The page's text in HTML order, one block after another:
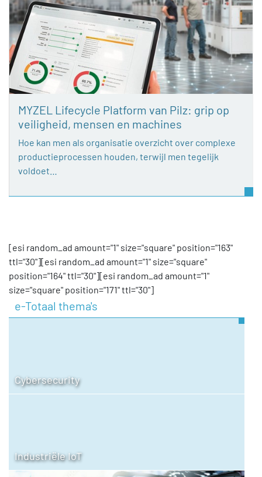
MYZEL Lifecycle Platform van Pilz: grip op
veiligheid, mensen en machines
Hoe kan men als organisatie overzicht over complexe
productieprocessen houden, terwijl men tegelijk
voldoet…
[esi random_ad amount="1" size="square" position="163"
ttl="30"][esi random_ad amount="1" size="square"
position="164" ttl="30"][esi random_ad amount="1"
size="square" position="171" ttl="30"]
e-Totaal thema's
Cybersecurity
Industriële IoT